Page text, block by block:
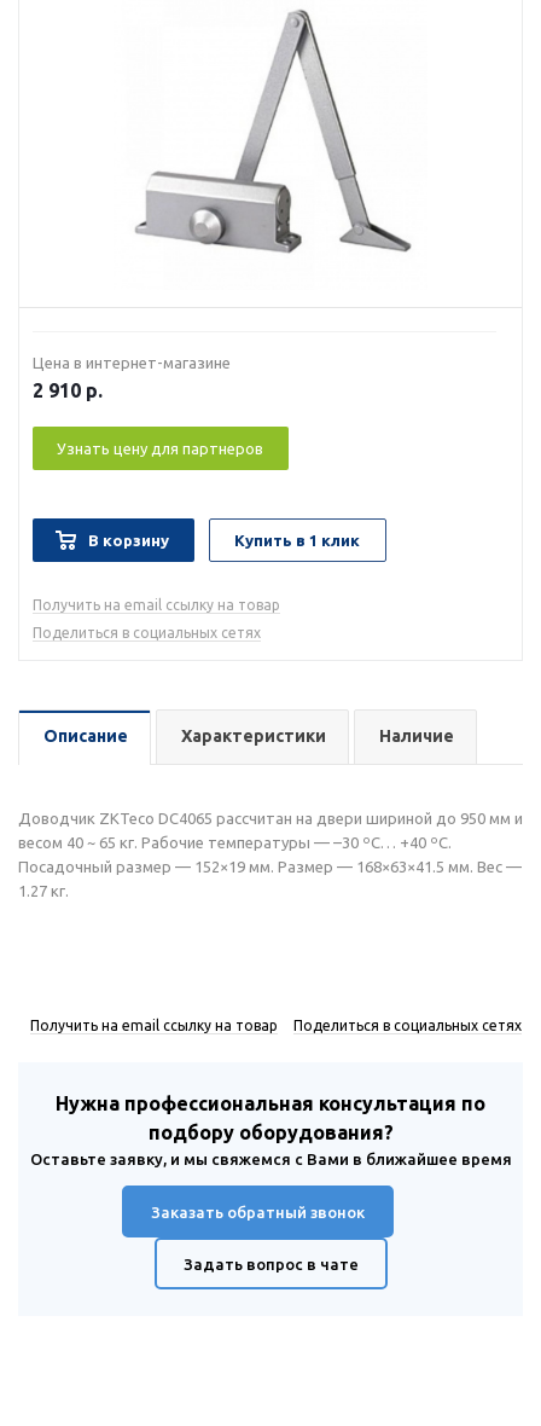
Цена в интернет-магазине
2 910 р.
Узнать цену для партнеров
В корзину Купить в 1 клик
Получить на email ссылку на товар
Поделиться в социальных сетях
Описание Характеристики Наличие
Доводчик ZKTeco DC4065 рассчитан на двери шириной до 950 мм и
весом 40 ~ 65 кг. Рабочие температуры — –30 ºС… +40 ºС.
Посадочный размер — 152×19 мм. Размер — 168×63×41.5 мм. Вес —
1.27 кг.
Получить на email ссылку на товар Поделиться в социальных сетях
Нужна профессиональная консультация по
подбору оборудования?
Оставьте заявку, и мы свяжемся с Вами в ближайшее время
Заказать обратный звонок
Задать вопрос в чате